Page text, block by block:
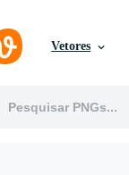
Vetores